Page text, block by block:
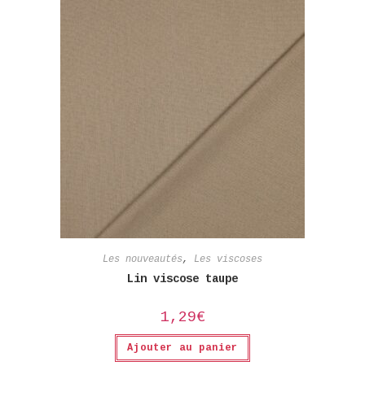
Les nouveautés, Les viscoses
Lin viscose taupe
1,29€
Ajouter au panier